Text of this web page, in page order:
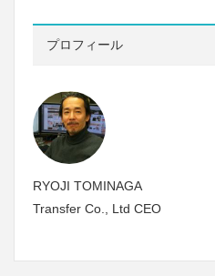
プロフィール
RYOJI TOMINAGA
Transfer Co., Ltd CEO